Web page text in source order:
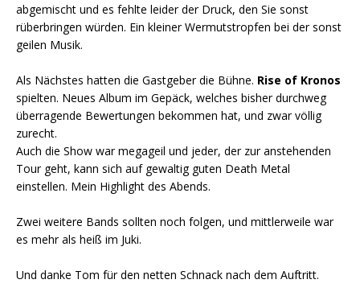
abgemischt und es fehlte leider der Druck, den Sie sonst
rüberbringen würden. Ein kleiner Wermutstropfen bei der sonst
geilen Musik.
Als Nächstes hatten die Gastgeber die Bühne. Rise of Kronos
spielten. Neues Album im Gepäck, welches bisher durchweg
überragende Bewertungen bekommen hat, und zwar völlig
zurecht.
Auch die Show war megageil und jeder, der zur anstehenden
Tour geht, kann sich auf gewaltig guten Death Metal
einstellen. Mein Highlight des Abends.
Zwei weitere Bands sollten noch folgen, und mittlerweile war
es mehr als heiß im Juki.
Und danke Tom für den netten Schnack nach dem Auftritt.